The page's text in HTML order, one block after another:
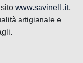
www.savinelli.it,
artigianale e